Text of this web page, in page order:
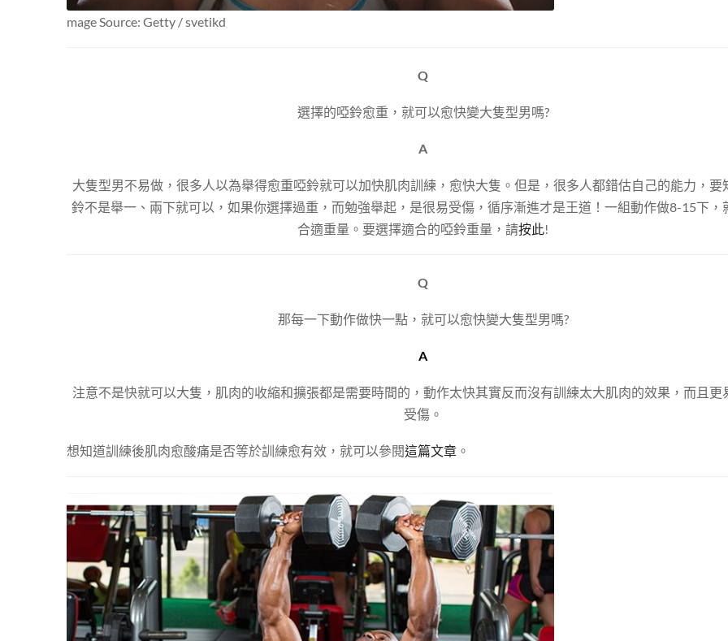
mage Source: Getty / svetikd
Q
選擇的啞鈴愈重，就可以愈快變大隻型男嗎?
A
大隻型男不易做，很多人以為舉得愈重啞鈴就可以加快肌肉訓練，愈快大隻。但是，很多人都錯估自己的能力，要
鈴不是舉一、兩下就可以，如果你選擇過重，而勉強舉起，是很易受傷，循序漸進才是王道！一組動作做8-15下，
合適重量。要選擇適合的啞鈴重量，請按此!
Q
那每一下動作做快一點，就可以愈快變大隻型男嗎?
A
注意不是快就可以大隻，肌肉的收縮和擴張都是需要時間的，動作太快其實反而沒有訓練太大肌肉的效果，而且更
受傷。
想知道訓練後肌肉愈酸痛是否等於訓練愈有效，就可以參閱這篇文章 。